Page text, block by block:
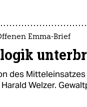
Emma-Brief
des
Welzer.